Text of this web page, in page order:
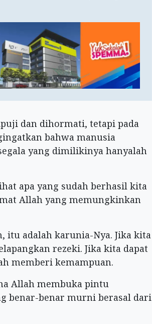
dan dihormati, tetapi pada
bahwa manusia
yang dimilikinya hanyalah
apa yang sudah berhasil kita
Allah yang memungkinkan
itu adalah karunia-Nya. Jika kita
rezeki. Jika kita dapat
memberi kemampuan.
Allah membuka pintu
benar-benar murni berasal dari